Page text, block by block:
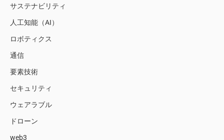
サステナビリティ
人工知能（AI）
ロボティクス
通信
要素技術
セキュリティ
ウェアラブル
ドローン
web3